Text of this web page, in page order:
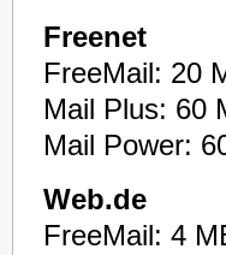
Freenet
FreeMail: 20
Mail Plus: 60
Mail Power:
Web.de
FreeMail: 4